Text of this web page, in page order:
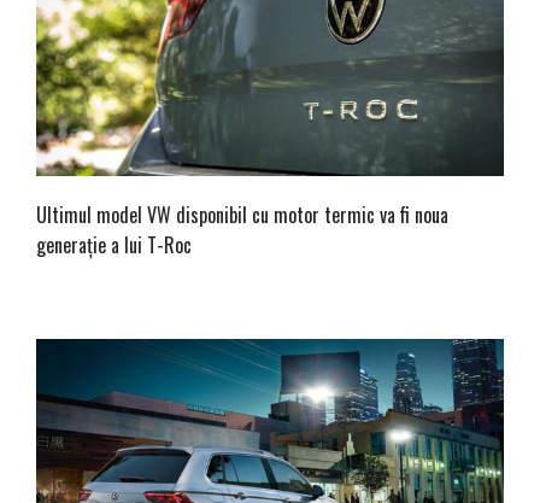
Ultimul model VW disponibil cu motor termic va fi noua
generație a lui T-Roc